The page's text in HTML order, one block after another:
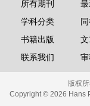
所有期刊
学科分类
书籍出版
联系我们
版权所
Copyright © 2026 Hans